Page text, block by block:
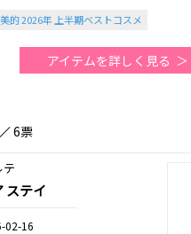
的 2026年 上半期ベストコスメ
アイテムを詳しく見る
6票
テ
ステイ
02-16